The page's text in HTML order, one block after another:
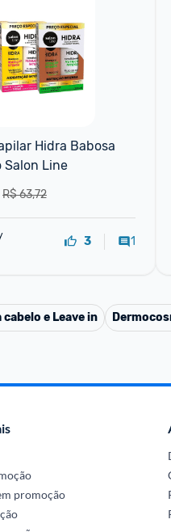
Hidra Babosa
Salon Line
R$ 63,72
3 1
cabelo e Leave in
promoção